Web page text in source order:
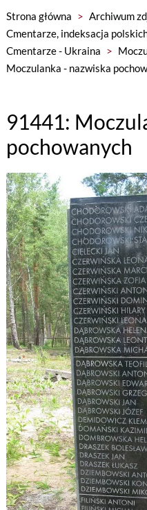
Strona główna > Archiwum
Cmentarze, indeksacja
Cmentarze - Ukraina >
Moczulanka - nazwiska
91441:
pochowanych